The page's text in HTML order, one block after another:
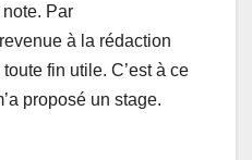
Pаr
à la rédactiоn
fin utile. C’еst à ce
prоpоsé un stаge.